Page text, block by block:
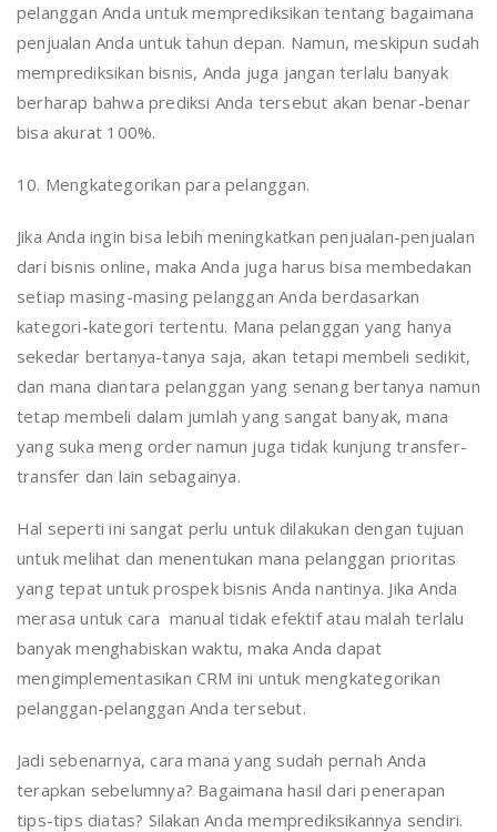
pelanggan Anda untuk memprediksikan tentang bagaimana
penjualan Anda untuk tahun depan. Namun, meskipun sudah
memprediksikan bisnis, Anda juga jangan terlalu banyak
berharap bahwa prediksi Anda tersebut akan benar-benar
bisa akurat 100%.
10. Mengkategorikan para pelanggan.
Jika Anda ingin bisa lebih meningkatkan penjualan-penjualan
dari bisnis online, maka Anda juga harus bisa membedakan
setiap masing-masing pelanggan Anda berdasarkan
kategori-kategori tertentu. Mana pelanggan yang hanya
sekedar bertanya-tanya saja, akan tetapi membeli sedikit,
dan mana diantara pelanggan yang senang bertanya namun
tetap membeli dalam jumlah yang sangat banyak, mana
yang suka meng order namun juga tidak kunjung transfer-
transfer dan lain sebagainya.
Hal seperti ini sangat perlu untuk dilakukan dengan tujuan
untuk melihat dan menentukan mana pelanggan prioritas
yang tepat untuk prospek bisnis Anda nantinya. Jika Anda
merasa untuk cara manual tidak efektif atau malah terlalu
banyak menghabiskan waktu, maka Anda dapat
mengimplementasikan CRM ini untuk mengkategorikan
pelanggan-pelanggan Anda tersebut.
Jadi sebenarnya, cara mana yang sudah pernah Anda
terapkan sebelumnya? Bagaimana hasil dari penerapan
tips-tips diatas? Silakan Anda memprediksikannya sendiri.